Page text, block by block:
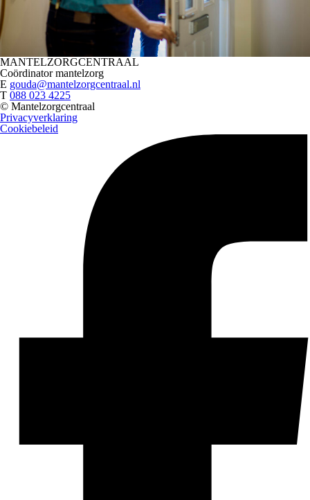
MANTELZORGCENTRAAL
Coördinator mantelzorg
E gouda@mantelzorgcentraal.nl
T 088 023 4225
© Mantelzorgcentraal
Privacyverklaring
Cookiebeleid